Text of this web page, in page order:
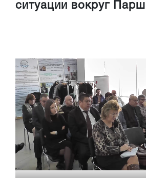
ситуации вокруг